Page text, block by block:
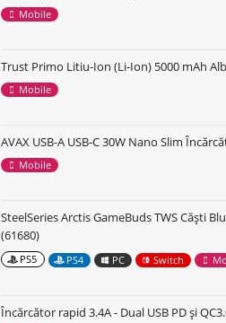
Mobile
Trust Primo Litiu-Ion (Li-Ion) 5000 mAh Alb
Mobile
AVAX USB-A USB-C 30W Nano Slim
Mobile
SteelSeries Arctis GameBuds TWS Căști
(61680)
PS5 PS4 PC Switch
Încărcător rapid 3.4A - Dual USB PD și